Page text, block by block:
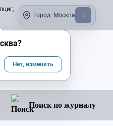
Город: Москва
Поиск по журналу
?
Нет, изменить